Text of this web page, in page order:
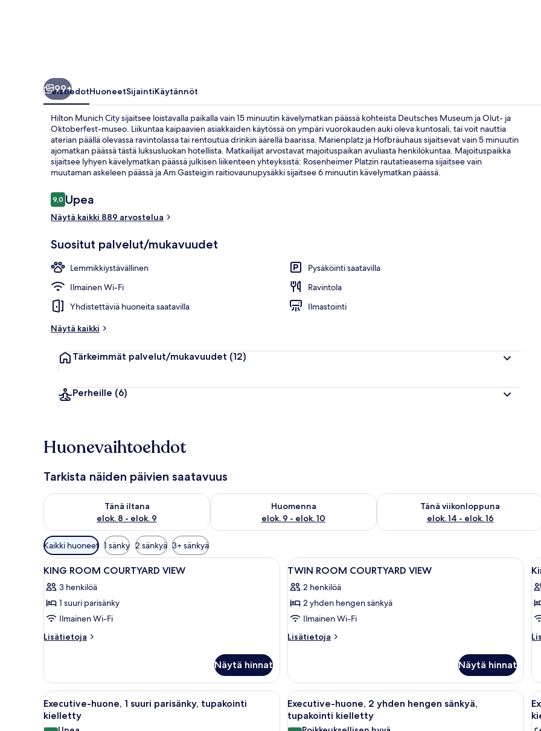
Aula
99+
YleistiedotHuoneetSijaintiKäytännöt
Hilton Munich City sijaitsee loistavalla paikalla vain 15 minuutin kävelymatkan päässä kohteista Deutsches Museum ja Olut- ja
Oktoberfest-museo. Liikuntaa kaipaavien asiakkaiden käytössä on ympäri vuorokauden auki oleva kuntosali, tai voit nauttia
aterian päällä olevassa ravintolassa tai rentoutua drinkin äärellä baarissa. Marienplatz ja Hofbräuhaus sijaitsevat vain 5 minuutin
ajomatkan päässä tästä luksusluokan hotellista. Matkailijat arvostavat majoituspaikan avuliasta henkilökuntaa. Majoituspaikka
sijaitsee lyhyen kävelymatkan päässä julkisen liikenteen yhteyksistä: Rosenheimer Platzin rautatieasema sijaitsee vain
muutaman askeleen päässä ja Am Gasteigin raitiovaunupysäkki sijaitsee 6 minuutin kävelymatkan päässä.
Arvostelut
9,09,0 kautta 10.
Upea
Näytä kaikki 889 arvostelua
Suositut palvelut/mukavuudet
Lemmikkiystävällinen
Pysäköinti saatavilla
Ilmainen Wi-Fi
Ravintola
Yhdistettäviä huoneita saatavilla
Ilmastointi
Näytä kaikki
Tärkeimmät palvelut/mukavuudet (12)
Perheille (6)
Huonevaihtoehdot
Tarkista näiden päivien saatavuus
Tänä iltana
elok. 8 - elok. 9
Tarkista tämän illan saatavuus elok. 8 - elok. 9
Huomenna
elok. 9 - elok. 10
Tarkista huomisen saatavuus elok. 9 - elok. 10
Tänä viikonloppuna
elok. 14 - elok. 16
Tarkista tämän viikonlopun saatavuus
Huoneille
saatavilla
olevia
Kaikki huoneet 1 sänky 2 sänkyä 3+ sänkyä
Avaa
kaikki
huonetyypin
KING
ROOM
COURTYARD
Hotellihuone, jossa on suuri sänky, työpöytä, tuoli, televisio ja minibaari.
9
KING ROOM COURTYARD VIEW
3 henkilöä
1 suuri parisänky
Ilmainen Wi-Fi
Lisätietoja
Lisätietoja
COURTYARD
VIEW
Näytä hinnat
Avaa
kaikki
huonetyypin
TWIN
ROOM
COURTYARD
Hotellihuone, jossa on kaksi sänkyä,
8
TWIN ROOM COURTYARD VIEW
2 henkilöä
2 yhden hengen sänkyä
Ilmainen Wi-Fi
Lisätietoja
Lisätietoja
COURTYARD
VIEW
Näytä hinnat
Avaa
kaikki
huonetyypin
Allergiatestatut vuodevaatteet, tallelokero huoneessa
10
Executive-huone, 1 suuri parisänky, tupakointi
kielletty
Avaa
kaikki
huonetyypin
Hotellihuone, jossa on kaksi sänkyä,
8
Executive-huone, 2 yhden hengen sänkyä,
tupakointi kielletty